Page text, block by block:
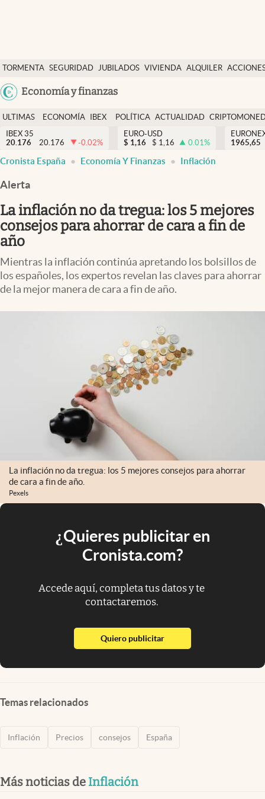
TORMENTA SEGURIDAD JUBILADOS VIVIENDA ALQUILER
USA
Economía y finanzas
Economía y finanzas
Política
Actualidad
Criptomonedas
España
ULTIMAS
NOTICIAS
ECONOMÍA
FINANZAS
IBEX
EURO
POLÍTICA ACTUALIDAD
IBEX 35
20.176
20.176 -0.02%
EURO-USD
$ 1,16 $ 1,16 0.01%
1965,65
Cronista España Economía Y Finanzas Inflación
Alerta
La inflación no da tregua: los 5 mejores
consejos para ahorrar de cara a fin de
año
Mientras la inflación continúa apretando los bolsillos de
los españoles, los expertos revelan las claves para ahorrar
de la mejor manera de cara a fin de año.
La inflación no da tregua: los 5 mejores consejos para ahorrar
de cara a fin de año.
Pexels
¿Quieres publicitar en
Cronista.com?
Accede aquí, completa tus datos y te
contactaremos.
Quiero publicitarabre en nueva pestaña
Temas relacionados
Inflación Precios consejos España
Más noticias de Inflación